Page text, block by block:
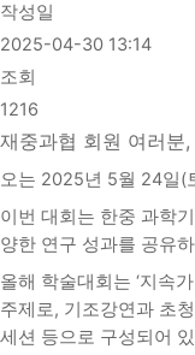
작성일
2025-04-30 13:14
조회
1216
재중과협 회원 여러분
오는 2025년 5월 24일(
이번 대회는 한중 과학
양한 연구 성과를 공유
올해 학술대회는 ‘지속
주제로, 기조강연과 초
세션 등으로 구성되어